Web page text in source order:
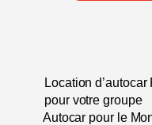
Location
pour votre groupe
Autocar pour le